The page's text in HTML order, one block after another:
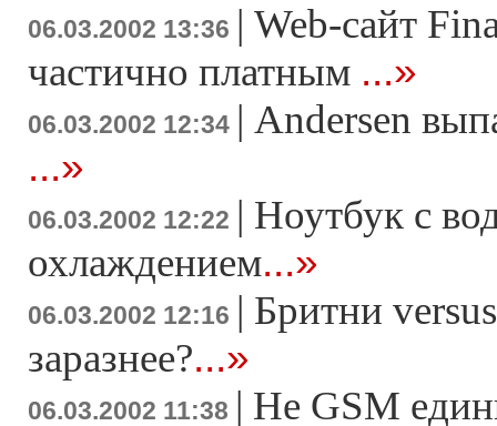
06.03.2002 13:36 | Web-сайт
частично платным ...»
06.03.2002 12:34 | Andersen
...»
06.03.2002 12:22 | Ноутбук с
охлаждением...»
06.03.2002 12:16 | Бритни
заразнее?...»
06.03.2002 11:38 | Не GSM